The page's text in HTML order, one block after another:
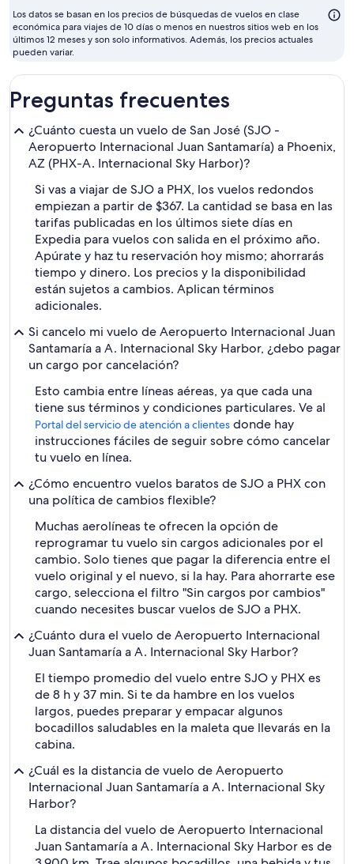
Los datos se basan en los precios de búsquedas de vuelos en clase
económica para viajes de 10 días o menos en nuestros sitios web en los
últimos 12 meses y son solo informativos. Además, los precios actuales
pueden variar.
Preguntas frecuentes
¿Cuánto cuesta un vuelo de San José (SJO -
Aeropuerto Internacional Juan Santamaría) a Phoenix,
AZ (PHX-A. Internacional Sky Harbor)?
Si vas a viajar de SJO a PHX, los vuelos redondos
empiezan a partir de $367. La cantidad se basa en las
tarifas publicadas en los últimos siete días en
Expedia para vuelos con salida en el próximo año.
Apúrate y haz tu reservación hoy mismo; ahorrarás
tiempo y dinero. Los precios y la disponibilidad
están sujetos a cambios. Aplican términos
adicionales.
Si cancelo mi vuelo de Aeropuerto Internacional Juan
Santamaría a A. Internacional Sky Harbor, ¿debo pagar
un cargo por cancelación?
Esto cambia entre líneas aéreas, ya que cada una
tiene sus términos y condiciones particulares. Ve al
Portal del servicio de atención a clientes donde hay
instrucciones fáciles de seguir sobre cómo cancelar
tu vuelo en línea.
¿Cómo encuentro vuelos baratos de SJO a PHX con
una política de cambios flexible?
Muchas aerolíneas te ofrecen la opción de
reprogramar tu vuelo sin cargos adicionales por el
cambio. Solo tienes que pagar la diferencia entre el
vuelo original y el nuevo, si la hay. Para ahorrarte ese
cargo, selecciona el filtro "Sin cargos por cambios"
cuando necesites buscar vuelos de SJO a PHX.
¿Cuánto dura el vuelo de Aeropuerto Internacional
Juan Santamaría a A. Internacional Sky Harbor?
El tiempo promedio del vuelo entre SJO y PHX es
de 8 h y 37 min. Si te da hambre en los vuelos
largos, puedes preparar y empacar algunos
bocadillos saludables en la maleta que llevarás en la
cabina.
¿Cuál es la distancia de vuelo de Aeropuerto
Internacional Juan Santamaría a A. Internacional Sky
Harbor?
La distancia del vuelo de Aeropuerto Internacional
Juan Santamaría a A. Internacional Sky Harbor es de